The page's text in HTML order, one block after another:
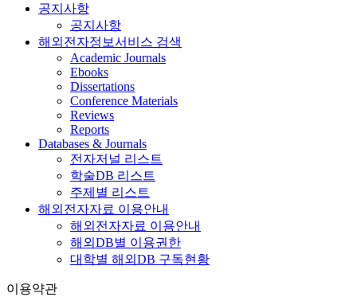
공지사항
공지사항
해외전자정보서비스 검색
Academic Journals
Ebooks
Dissertations
Conference Materials
Reviews
Reports
Databases & Journals
전자저널 리스트
학술DB 리스트
주제별 리스트
해외전자자료 이용안내
해외전자자료 이용안내
해외DB별 이용권한
대학별 해외DB 구독현황
이용약관